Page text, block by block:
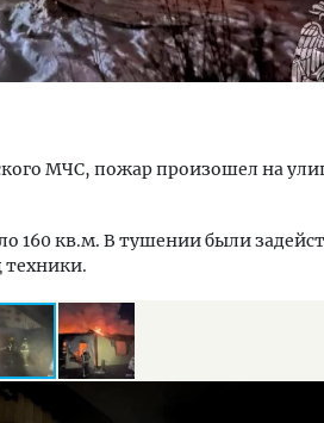
МЧС, пожар произошел на
160 кв.м. В тушении были
техники.
Архитектурный код
земли. Мощение